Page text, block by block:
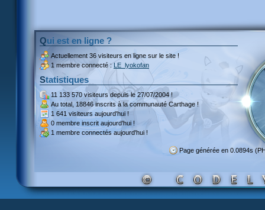
Qui est en ligne ?
Actuellement 36 visiteurs en ligne sur le site !
1 membre connecté : LE_lyokofan
Statistiques
11 133 570 visiteursdepuis le 27/07/2004 !
Au total, 18846 inscritsà la communauté Carthage !
1 641 visiteurs aujourd'hui !
0 membre inscrit aujourd'hui !
1 membre connectés aujourd'hui !
Page générée en 0.0894s